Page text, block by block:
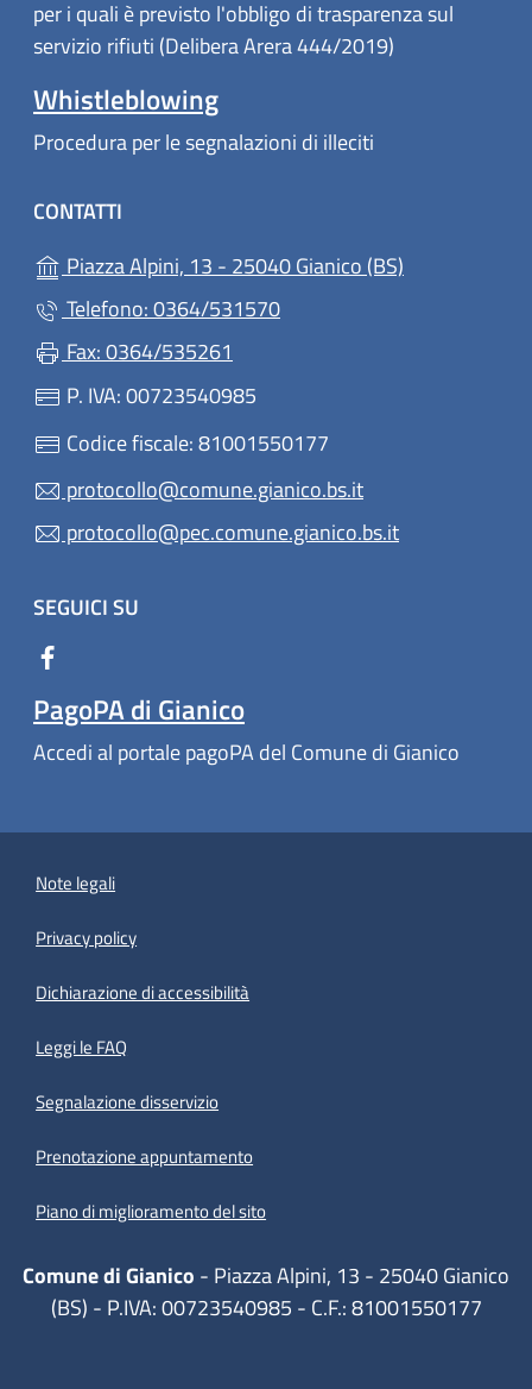
per i quali è previsto l'obbligo di trasparenza sul
servizio rifiuti (Delibera Arera 444/2019)
Whistleblowing
Procedura per le segnalazioni di illeciti
CONTATTI
Piazza Alpini, 13 - 25040 Gianico (BS)
Telefono: 0364/531570
Fax: 0364/535261
P. IVA: 00723540985
Codice fiscale: 81001550177
protocollo@comune.gianico.bs.it
protocollo@pec.comune.gianico.bs.it
SEGUICI SU
PagoPA di Gianico
Accedi al portale pagoPA del Comune di Gianico
Note legali
Privacy policy
Dichiarazione di accessibilità
Leggi le FAQ
Segnalazione disservizio
Prenotazione appuntamento
Piano di miglioramento del sito
Comune di Gianico - Piazza Alpini, 13 - 25040 Gianico
(BS) - P.IVA: 00723540985 - C.F.: 81001550177